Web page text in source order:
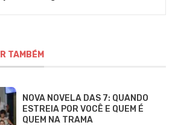
TAMBÉM
NOVA NOVELA DAS 7: QUANDO
ESTREIA POR VOCÊ E QUEM É
QUEM NA TRAMA